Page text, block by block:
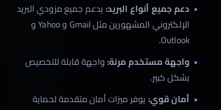
دعم جميع أنواع البريد:يدعم جميع مزودي البريد
الإلكتروني المشهورين مثل Gmail و Yahoo و
Outlook.
واجهة مستخدم مرنة:واجهة قابلة للتخصيص
بشكل كبير.
أمان قوي:يوفر ميزات أمان متقدمة لحماية